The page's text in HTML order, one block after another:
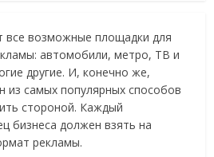
все возможные площадки для
автомобили, метро, ТВ и
другие. И, конечно же,
из самых популярных способов
стороной. Каждый
бизнеса должен взять на
рекламы.